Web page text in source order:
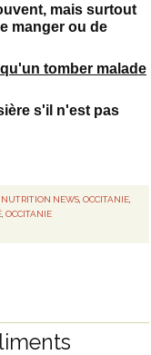
mais surtout
manger ou de
tomber malade
s'il n'est pas
NUTRITION NEWS, OCCITANIE,
,OCCITANIE